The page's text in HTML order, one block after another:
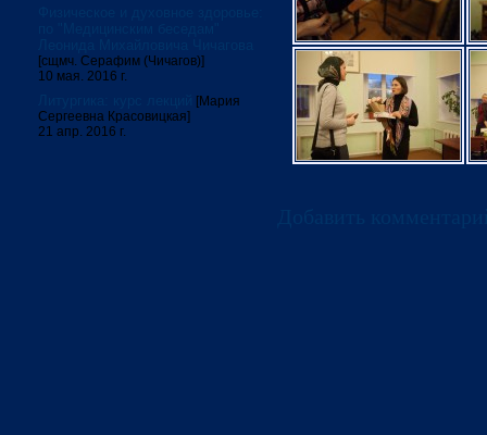
[сщмч. Серафим (Чичагов)]
10 мая. 2016 г.
[Мария
Сергеевна Красовицкая]
21 апр. 2016 г.